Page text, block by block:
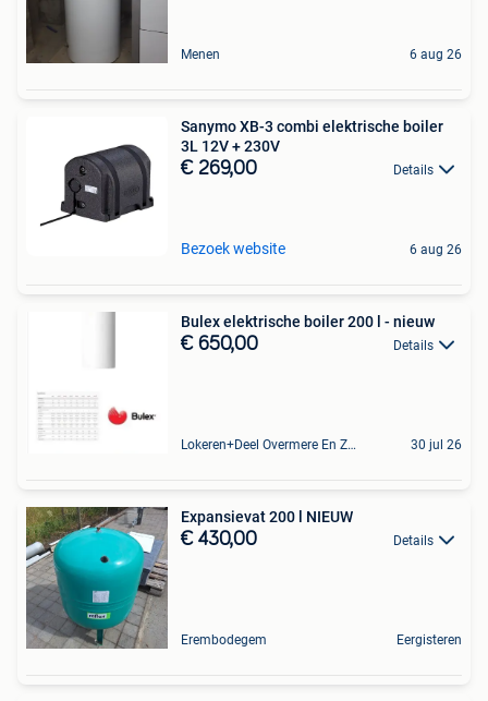
Menen 6 aug 26
Sanymo XB-3 combi elektrische boiler
3L 12V + 230V
€ 269,00 Details
Bezoek website 6 aug 26
Bulex elektrische boiler 200 l - nieuw
€ 650,00 Details
Lokeren+Deel Overmere En Zele 30 jul 26
Expansievat 200 l NIEUW
€ 430,00 Details
Erembodegem Eergisteren